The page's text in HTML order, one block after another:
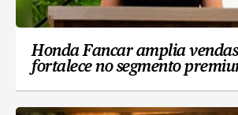
Honda Fancar amplia vendas
fortalece no segmento